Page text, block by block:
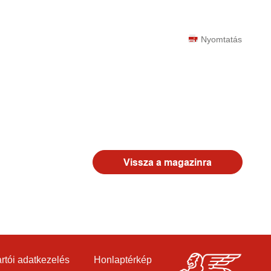
Nyomtatás
Vissza a magazinra
adatkezelés Honlaptérkép